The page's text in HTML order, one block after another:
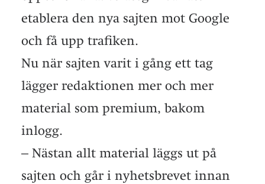
etablera den nya sajten mot Google
och få upp trafiken.
Nu när sajten varit i gång ett tag
lägger redaktionen mer och mer
material som premium, bakom
inlogg.
– Nästan allt material läggs ut på
sajten och går i nyhetsbrevet innan